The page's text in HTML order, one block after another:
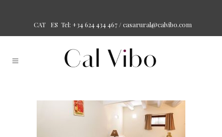
CAT ES Tel: +34 624 434 467 / casarural@calvibo.com